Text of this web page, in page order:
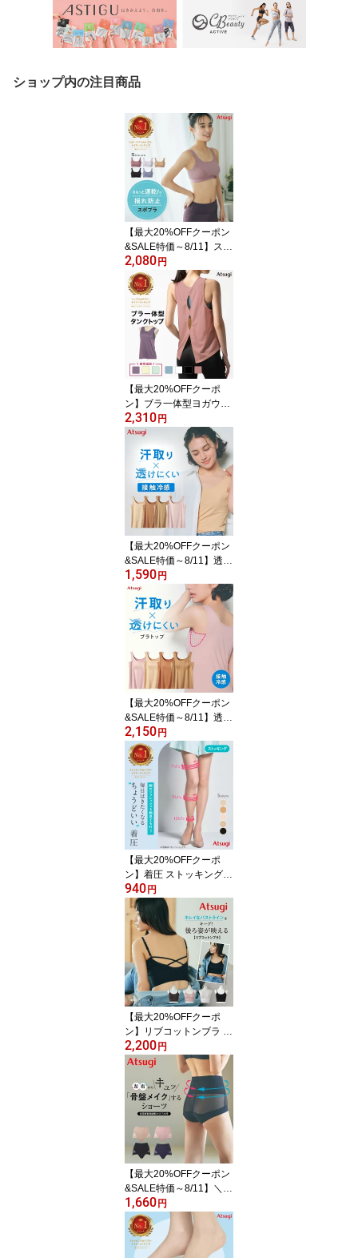
ショップ内の注目商品
【最大20%OFFクーポン
&SALE特価～8/11】スポ
ーツブラ 揺れない 大き
いサイズ 高校生 ハイサ
ポート かわいい スポブ
ラ ジュニアブラ ノンワ
イヤーブラ ブラジャー
アツギ メッシュ ヨガ 速
乾 カップ付 レディース
インナー トップス スポ
ーツブラジャー N97800
ブランド
2,080円
【最大20%OFFクーポ
ン】ブラ一体型ヨガウェ
ア レディース ブラトッ
プ トップス 体型カバー
タンクトップ スポーツウ
ェア ホットヨガ ピラテ
ィス ジム ヨガ キャミソ
ール アツギ クリアビュ
ーティアクティブ 47043
RS スポーツブラ スポブ
ラ
2,310円
【最大20%OFFクーポン
&SALE特価～8/11】透け
にくいインナー 汗取りタ
ンクトップ カップなし
レディース 脇汗パッド
接触冷感 吸汗速乾 暑さ
対策 汗対策 透け対策 ブ
ラ紐隠し ゆらぎ対策 夏
小さいサイズ 大きいサイ
ズ ブルべ イエベ わき汗
キャミソール アツギ N4
7000R
1,590円
【最大20%OFFクーポン
&SALE特価～8/11】透け
にくいインナー カップ付
き タンクトップ レディ
ース 汗取りインナー ブ
ラトップ 接触冷感 吸汗
速乾 暑さ対策 汗対策 わ
き汗パッド パーソナルカ
ラー 春 夏 小さいサイズ
大きいサイズ 涼しい 脇
汗 キャミソール N47001
R アツギ
2,150円
【最大20%OFFクーポ
ン】着圧 ストッキング
アツギ NP1100 つま先補
強 ダイヤマチ UV対策成
分配合 吸汗加工 制菌加
工 光触媒消臭加工 静電
気防止加工 ブラック 黒
ベージュ 肌色
940円
【最大20%OFFクーポ
ン】リブコットンブラ ノ
ンワイヤー レディース
バッククロス ブラトップ
オープンバック ヨガ ピ
ラティス ジム ヨガウェ
ア キャミソール 綿混 カ
ップ付き 背中あき イン
ナー 背中見せ ブラキャ
ミ ブラジャー N97803
アツギ
2,200円
【最大20%OFFクーポン
&SALE特価～8/11】＼楽
天1位受賞／ガードル ガ
ードルショーツ 骨盤ガー
ドル レディース 骨盤サ
ポート ぽっこりお腹 1枚
1,660円